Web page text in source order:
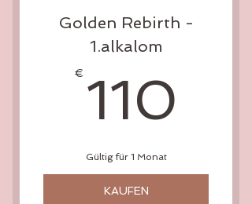
Golden Rebirth -
1.alkalom
€ 110
Gültig für 1 Monat
KAUFEN